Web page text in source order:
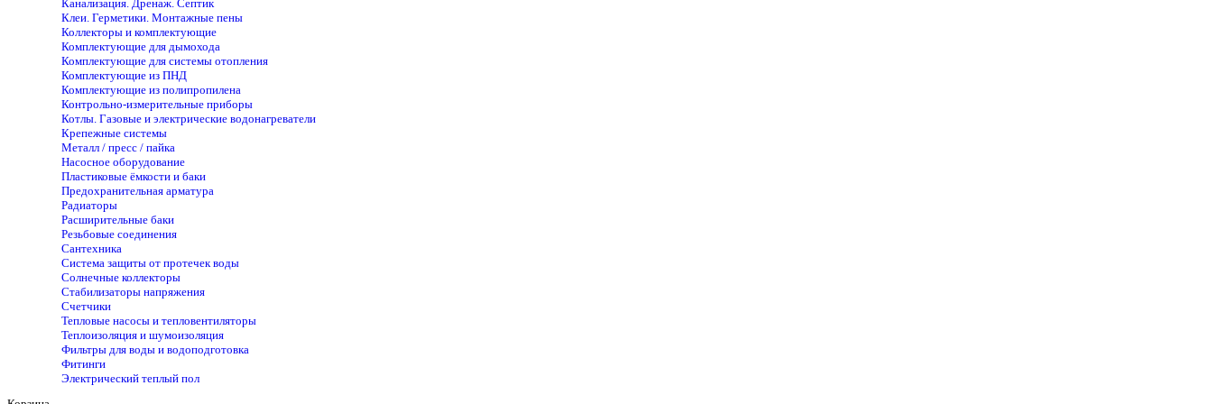
Канализация. Дренаж. Септик
Клеи. Герметики. Монтажные пены
Коллекторы и комплектующие
Комплектующие для дымохода
Комплектующие для системы отопления
Комплектующие из ПНД
Комплектующие из полипропилена
Контрольно-измерительные приборы
Котлы. Газовые и электрические водонагреватели
Крепежные системы
Металл / пресс / пайка
Насосное оборудование
Пластиковые ёмкости и баки
Предохранительная арматура
Радиаторы
Расширительные баки
Резьбовые соединения
Сантехника
Система защиты от протечек воды
Солнечные коллекторы
Стабилизаторы напряжения
Счетчики
Тепловые насосы и тепловентиляторы
Теплоизоляция и шумоизоляция
Фильтры для воды и водоподготовка
Фитинги
Электрический теплый пол